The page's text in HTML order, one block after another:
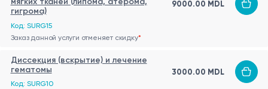
гигрома)
Код: SURG15
9000.00 MDL
Заказ данной услуги отменяет скидку*
Диссекция (вскрытие) и лечение
гематомы
Код: SURG10
3000.00 MDL